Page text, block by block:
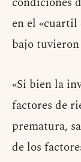
en el «cuartil
bajo tuvieron
«Si bien la
factores de
prematura,
de los